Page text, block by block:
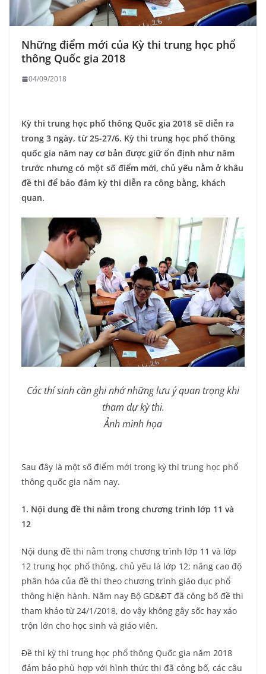
Những điểm mới của Kỳ thi trung học phổ
thông Quốc gia 2018
04/09/2018
Kỳ thi trung học phổ thông Quốc gia 2018 sẽ diễn ra
trong 3 ngày, từ 25-27/6. Kỳ thi trung học phổ thông
quốc gia năm nay cơ bản được giữ ổn định như năm
trước nhưng có một số điểm mới, chủ yếu nằm ở khâu
đề thi để bảo đảm kỳ thi diễn ra công bằng, khách
quan.
Các thí sinh cần ghi nhớ những lưu ý quan trọng khi
tham dự kỳ thi.
Ảnh minh họa
Sau đây là một số điểm mới trong kỳ thi trung học phổ
thông quốc gia năm nay.
1. Nội dung đề thi nằm trong chương trình lớp 11 và
12
Nội dung đề thi nằm trong chương trình lớp 11 và lớp
12 trung học phổ thông, chủ yếu là lớp 12; nâng cao độ
phân hóa của đề thi theo chương trình giáo dục phổ
thông hiện hành. Năm nay Bộ GD&ĐT đã công bố đề thi
tham khảo từ 24/1/2018, do vậy không gây sốc hay xáo
trộn lớn cho học sinh và giáo viên.
Đề thi kỳ thi trung học phổ thông Quốc gia năm 2018
đảm bảo phù hợp với hình thức thi đã công bố, các câu